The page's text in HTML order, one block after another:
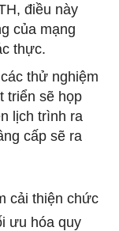
điều này
của mạng
thực.
thử nghiệm
triển sẽ họp
lịch trình ra
cấp sẽ ra
cải thiện chức
ưu hóa quy